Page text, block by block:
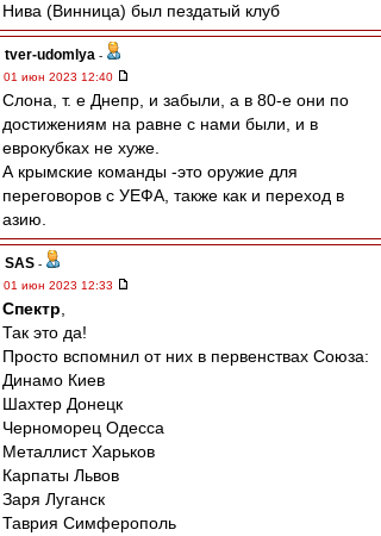
Нива (Винница) был пездатый клуб
tver-udomlya -
01 июн 2023 12:40
Слона, т. е Днепр, и забыли, а в 80-е они по
достижениям на равне с нами были, и в
еврокубках не хуже.
А крымские команды -это оружие для
переговоров с УЕФА, также как и переход в
азию.
SAS -
01 июн 2023 12:33
Спектр
Так это да!
Просто вспомнил от них в первенствах Союза:
Динамо Киев
Шахтер Донецк
Черноморец Одесса
Металлист Харьков
Карпаты Львов
Заря Луганск
Таврия Симферополь